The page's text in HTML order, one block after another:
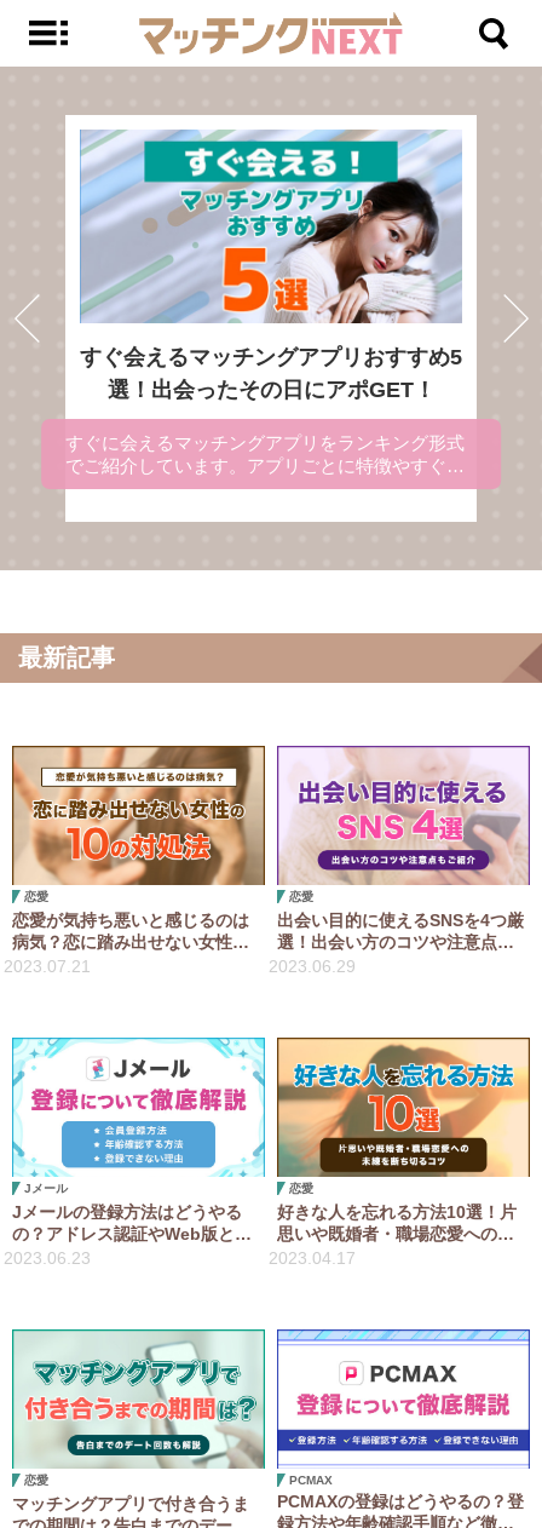
すぐ会えるマッチングアプリおすすめ5
選！出会ったその日にアポGET！
すぐに会えるマッチングアプリをランキング形式
でご紹介しています。アプリごとに特徴やすぐに
出会える理由を解説にしているので、マッチング
最新記事
恋愛
恋愛が気持ち悪いと感じるのは
病気？恋に踏み出せない女性の
10の対処法を紹介
2023.07.21
恋愛
出会い目的に使えるSNSを4つ厳
選！出会い方のコツや注意点も
ご紹介
2023.06.29
Jメール
Jメールの登録方法はどうやる
の？アドレス認証やWeb版とア
プリ版の違いなど解説
2023.06.23
恋愛
好きな人を忘れる方法10選！片
思いや既婚者・職場恋愛への未
練を断ち切るコツ
2023.04.17
恋愛
マッチングアプリで付き合うま
PCMAX
PCMAXの登録はどうやるの？登
録方法や年齢確認手順など徹底